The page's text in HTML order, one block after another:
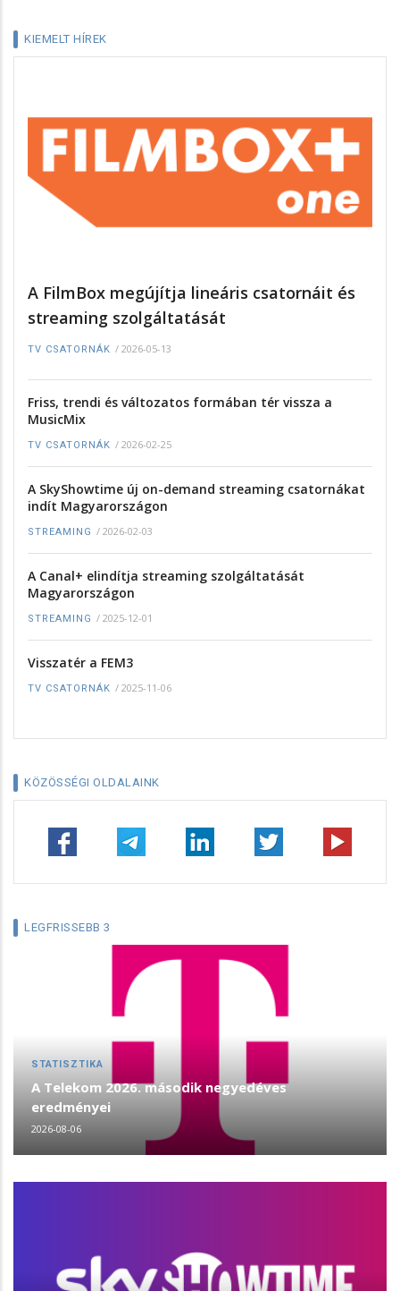
KIEMELT HÍREK
A FilmBox megújítja lineáris csatornáit és
streaming szolgáltatását
TV CSATORNÁK / 2026-05-13
Friss, trendi és változatos formában tér vissza a
MusicMix
TV CSATORNÁK / 2026-02-25
A SkyShowtime új on-demand streaming csatornákat
indít Magyarországon
STREAMING / 2026-02-03
A Canal+ elindítja streaming szolgáltatását
Magyarországon
STREAMING / 2025-12-01
Visszatér a FEM3
TV CSATORNÁK / 2025-11-06
KÖZÖSSÉGI OLDALAINK
LEGFRISSEBB 3
STATISZTIKA
A Telekom 2026. második negyedéves
eredményei
2026-08-06